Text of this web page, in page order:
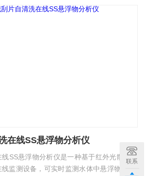
在线SS悬浮物分析仪
SS悬浮物分析仪是一种基于红外光散射/
监测设备，可实时监测水体中悬浮物（S
联系